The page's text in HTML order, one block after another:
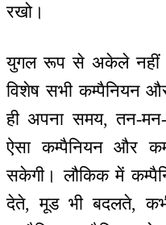
रखो।
युगल रूप से अकेले नहीं
विशेष सभी कम्पैनियन
ही अपना समय, तन-
ऐसा कम्पैनियन और
सकेगी। लौकिक में
देते, मूड भी बदलते,